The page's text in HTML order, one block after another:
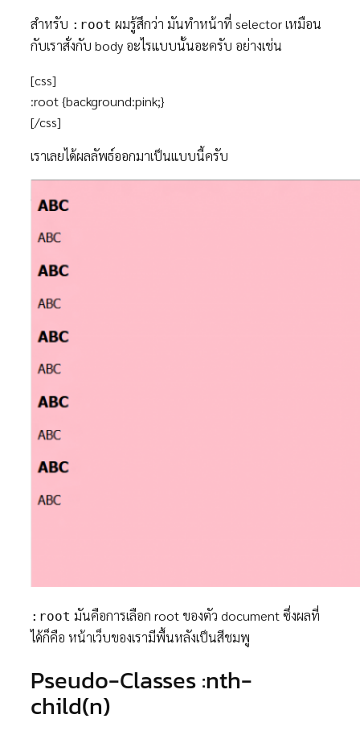
สำหรับ :root ผมรู้สึกว่า มันทำหน้าที่ selector เหมือน
กับเราสั่งกับ body อะไรแบบนั้นอะครับ อย่างเช่น
[css]
:root {background:pink;}
[/css]
เราเลยได้ผลลัพธ์ออกมาเป็นแบบนี้ครับ
:root มันคือการเลือก root ของตัว document ซึ่งผลที่
ได้ก็คือ หน้าเว็บของเรามีพื้นหลังเป็นสีชมพู
Pseudo-Classes :nth-
child(n)